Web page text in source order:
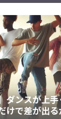
ダンスが上
けで差が出る